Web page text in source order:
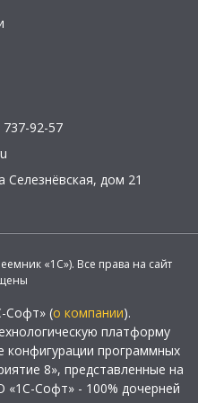
737-92-57
Селезнёвская, дом 21
«1С»). Все права на сайт
Софт» (о компании).
платформу
конфигурации программных
8», представленные на
Софт» - 100% дочерней